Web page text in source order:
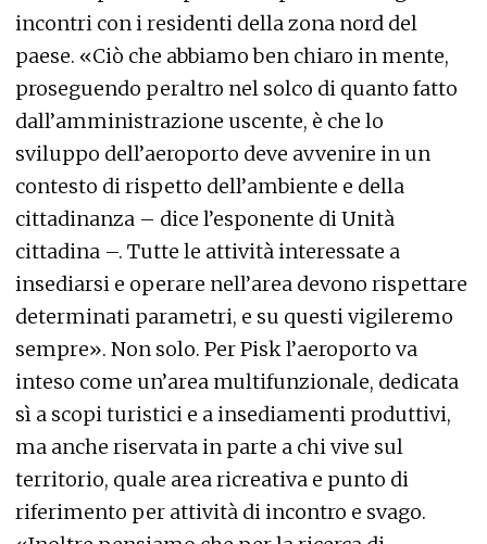
incontri con i residenti della zona nord del
paese. «Ciò che abbiamo ben chiaro in mente,
proseguendo peraltro nel solco di quanto fatto
dall’amministrazione uscente, è che lo
sviluppo dell’aeroporto deve avvenire in un
contesto di rispetto dell’ambiente e della
cittadinanza – dice l’esponente di Unità
cittadina –. Tutte le attività interessate a
insediarsi e operare nell’area devono rispettare
determinati parametri, e su questi vigileremo
sempre». Non solo. Per Pisk l’aeroporto va
inteso come un’area multifunzionale, dedicata
sì a scopi turistici e a insediamenti produttivi,
ma anche riservata in parte a chi vive sul
territorio, quale area ricreativa e punto di
riferimento per attività di incontro e svago.